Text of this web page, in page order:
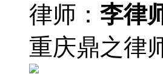
律师： 李律
重庆鼎之律